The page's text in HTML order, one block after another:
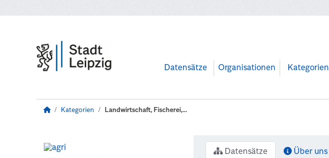
Datensätze Organisationen Kategorien
Kategorien Landwirtschaft, Fischerei,...
Datensätze Über uns